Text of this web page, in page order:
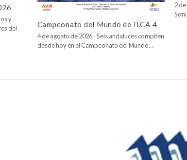
y
del
Campeonato del Mundo de ILCA 4
4 de agosto de 2026.- Seis andaluces compiten
desde hoy en el Campeonato del Mundo…
2